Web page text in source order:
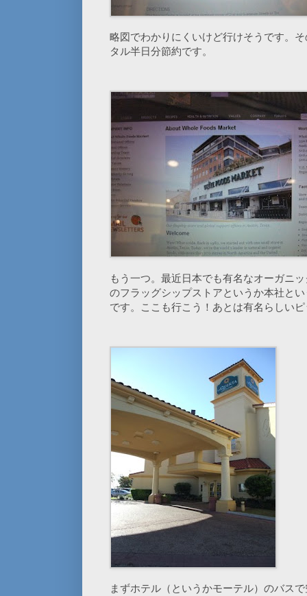
略図でわかりにくいけど行けそうです。
タル半日分節約です。
もう一つ。最近日本でも有名なオーガニ
のフラッグシップストアというか本社と
です。ここも行こう！あとは有名らしい
まずホテル（というかモーテル）のバス